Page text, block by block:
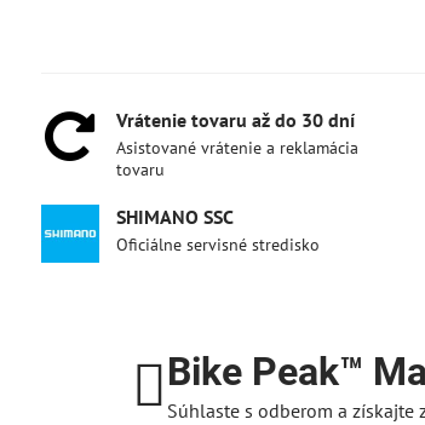
Vrátenie tovaru až do 30 dní
Asistované vrátenie a reklamácia
tovaru
SHIMANO SSC
Oficiálne servisné stredisko
Bike Peak™
Súhlaste s odberom a získajte